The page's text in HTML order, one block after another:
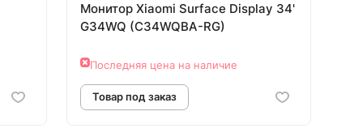
Монитор Xiaomi Surface Display 34'
G34WQ (C34WQBA-RG)
Последняя цена на наличие